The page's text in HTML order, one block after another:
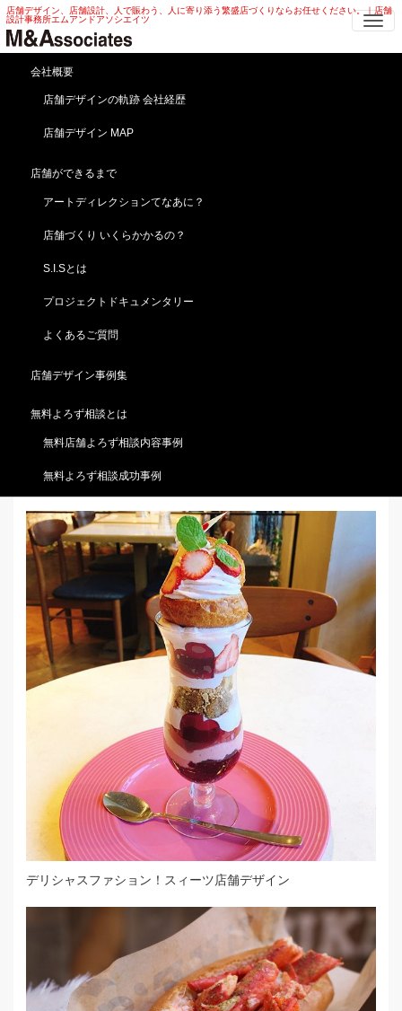
店舗デザイン、店舗設計、人で賑わう、人に寄り添う繁盛店づくりならお任せください。｜店舗
設計事務所エムアンドアソシエイツ
会社概要
店舗デザインの軌跡 会社経歴
店舗デザイン MAP
店舗ができるまで
アートディレクションてなあに？
店舗づくり いくらかかるの？
S.I.Sとは
プロジェクトドキュメンタリー
よくあるご質問
店舗デザイン事例集
無料よろず相談とは
無料店舗よろず相談内容事例
無料よろず相談成功事例
食はファッションだ！！！
HOME ブログ news
2019年5月14日
パンケーキテイクアウト！
デリシャスファション！スィーツ店舗デザイン